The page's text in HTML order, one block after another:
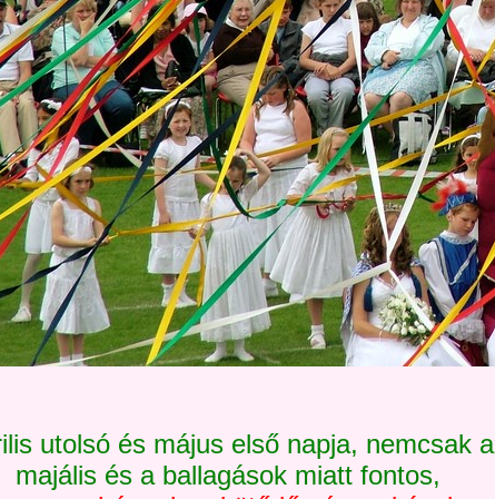
utolsó és május első napja, nemcsak a
majális és a ballagások miatt fontos,